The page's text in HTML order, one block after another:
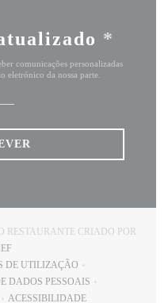
*
comunicações personalizadas
eletrónico da nossa parte.
RESTAURANTE CRIADO POR
JANELA))
DE UTILIZAÇÃO
((ABRE NUMA NOVA JANELA))
DADOS PESSOAIS
ACESSIBILIDADE